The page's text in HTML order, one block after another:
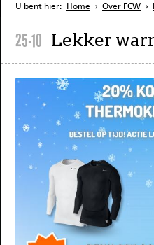
U bent hier: Home › Over FCW ›
25-10 Lekker